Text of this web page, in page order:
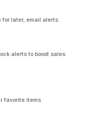
later, email alerts.
alerts to boost sales
favorite items